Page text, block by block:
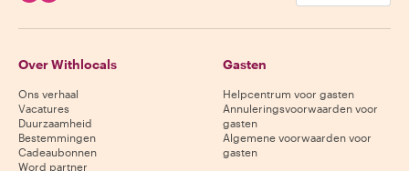
Over Withlocals
Ons verhaal
Vacatures
Duurzaamheid
Bestemmingen
Cadeaubonnen
Word partner
Gasten
Helpcentrum voor gasten
Annuleringsvoorwaarden voor
gasten
Algemene voorwaarden voor
gasten